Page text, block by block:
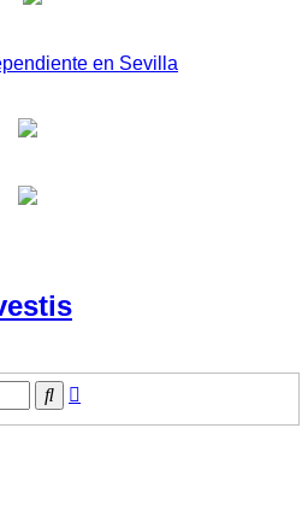
Buscar